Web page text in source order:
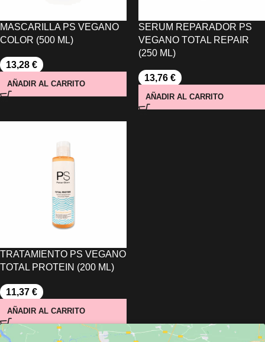
MASCARILLA PS VEGANO
COLOR (500 ML)
13,28 €
AÑADIR AL CARRITO
SERUM REPARADOR PS
VEGANO TOTAL REPAIR
(250 ML)
13,76 €
AÑADIR AL CARRITO
TRATAMIENTO PS VEGANO
TOTAL PROTEIN (200 ML)
11,37 €
AÑADIR AL CARRITO